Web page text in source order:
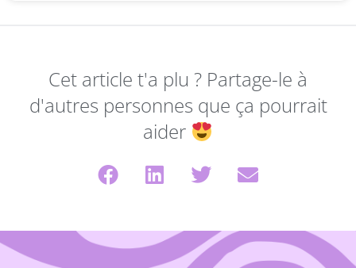
Cet article t'a plu ? Partage-le à
d'autres personnes que ça pourrait
aider